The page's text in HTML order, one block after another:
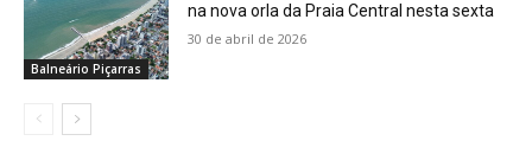
Balneário Piçarras
na nova orla da Praia Central nesta sexta
30 de abril de 2026